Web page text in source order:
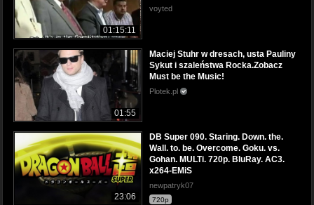
01:15:11
voyted
01:55
Maciej Stuhr w dresach, usta Pauliny
Sykut i szaleństwa Rocka.Zobacz
Must be the Music!
Plotek.pl
23:06
DB Super 090. Staring. Down. the.
Wall. to. be. Overcome. Goku. vs.
Gohan. MULTi. 720p. BluRay. AC3.
x264-EMiS
newpatryk07
720p